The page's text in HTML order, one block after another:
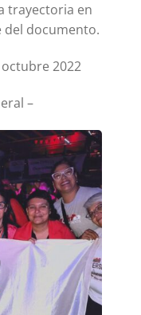
trayectoria en
del documento.
2022
–